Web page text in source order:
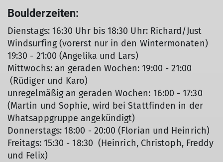
Boulderzeiten:
Dienstags: 16:30 Uhr bis 18:30 Uhr: Richard/Just
Windsurfing (vorerst nur in den Wintermonaten)
19:30 - 21:00 (Angelika und Lars)
Mittwochs: an geraden Wochen: 19:00 - 21:00
(Rüdiger und Karo)
unregelmäßig an geraden Wochen: 16:00 - 17:30
(Martin und Sophie, wird bei Stattfinden in der
Whatsappgruppe angekündigt)
Donnerstags: 18:00 - 20:00 (Florian und Heinrich)
Freitags: 15:30 - 18:30 (Heinrich, Christoph, Freddy
und Felix)